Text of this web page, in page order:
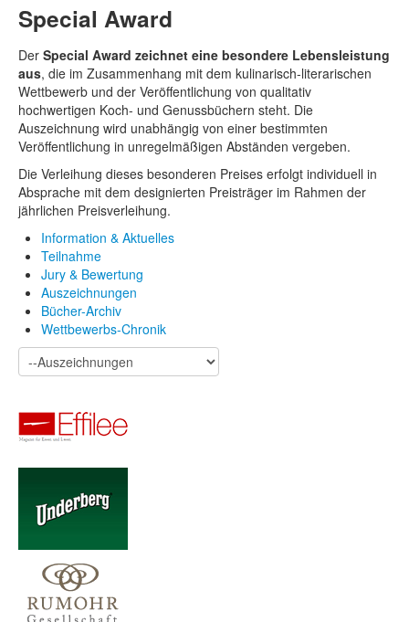
Special Award
Der Special Award zeichnet eine besondere Lebensleistung
aus, die im Zusammenhang mit dem kulinarisch-literarischen
Wettbewerb und der Veröffentlichung von qualitativ
hochwertigen Koch- und Genussbüchern steht. Die
Auszeichnung wird unabhängig von einer bestimmten
Veröffentlichung in unregelmäßigen Abständen vergeben.
Die Verleihung dieses besonderen Preises erfolgt individuell in
Absprache mit dem designierten Preisträger im Rahmen der
jährlichen Preisverleihung.
Information & Aktuelles
Teilnahme
Jury & Bewertung
Auszeichnungen
Bücher-Archiv
Wettbewerbs-Chronik